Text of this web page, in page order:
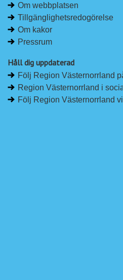
Om webbplatsen
Tillgänglighetsredogörelse
Om kakor
Pressrum
Håll dig uppdaterad
Följ Region Västernorrland
Region Västernorrland i
Följ Region Västernorrland